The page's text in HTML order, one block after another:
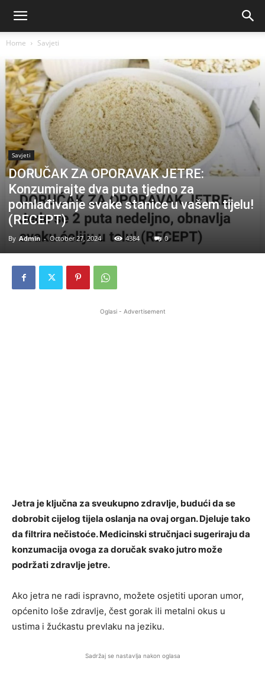
Home Savjeti
Savjeti
DORUČAK ZA OPORAVAK JETRE:
Konzumirajte dva puta tjedno za
pomlađivanje svake stanice u vašem tijelu!
(RECEPT)
By Admin - October 27, 2024 4384 0
Oglasi - Advertisement
Jetra je ključna za sveukupno zdravlje, budući da se
dobrobit cijelog tijela oslanja na ovaj organ. Djeluje tako
da filtrira nečistoće. Medicinski stručnjaci sugeriraju da
konzumacija ovoga za doručak svako jutro može
podržati zdravlje jetre.
Ako jetra ne radi ispravno, možete osjetiti uporan umor,
općenito loše zdravlje, čest gorak ili metalni okus u
ustima i žućkastu prevlaku na jeziku.
Sadržaj se nastavlja nakon oglasa